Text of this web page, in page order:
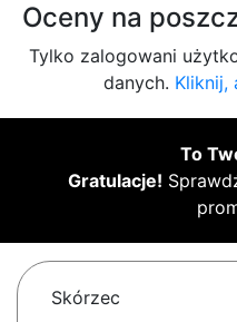
Oceny na
Tylko zalogowani
danych. Kliknij,
To
Gratulacje!
Skórzec